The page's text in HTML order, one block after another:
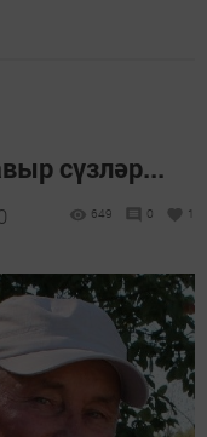
сүзләр...
649 0 1